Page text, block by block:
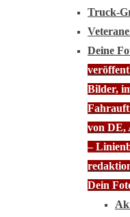
Truck-
Deine
Bilder,
von DE,
–
Dein